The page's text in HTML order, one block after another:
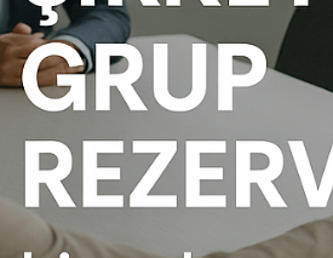
ÇEREZ KULLANIM AYARLARINIZ
Çerez
Size daha kişiselleştirilmiş bir web
depolayabilir, bunları yurt içi ve yurt
izin vermemeyi seçebilirsiniz ancak
KVKK
inceleyebilirsiniz.